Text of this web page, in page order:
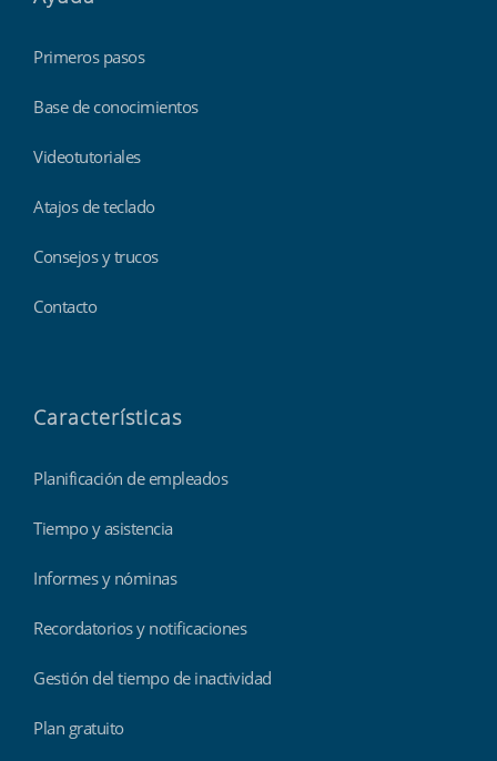
Primeros pasos
Base de conocimientos
Videotutoriales
Atajos de teclado
Consejos y trucos
Contacto
Características
Planificación de empleados
Tiempo y asistencia
Informes y nóminas
Recordatorios y notificaciones
Gestión del tiempo de inactividad
Plan gratuito